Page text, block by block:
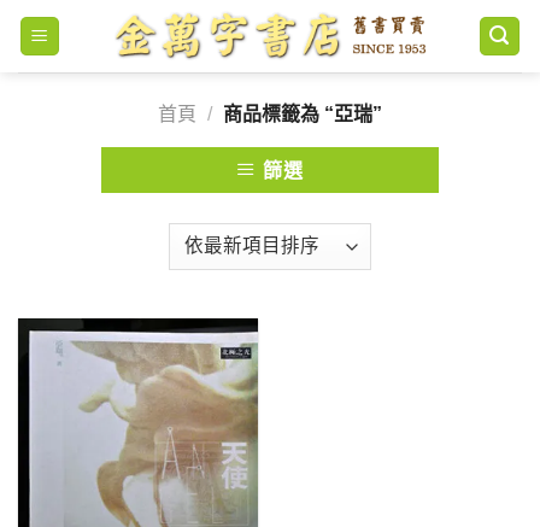
Skip
content
首頁
/ 商品標籤為 “亞瑞”
篩選